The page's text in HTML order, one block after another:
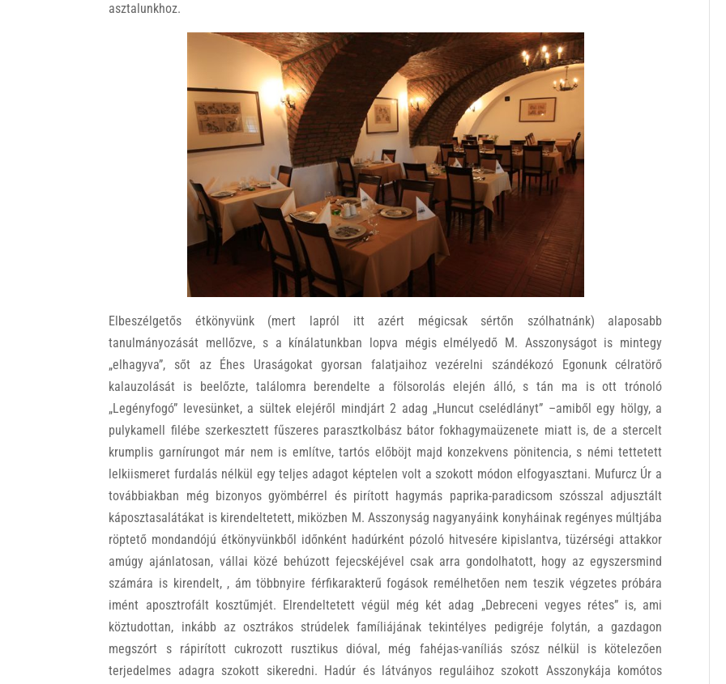
asztalunkhoz.
Elbeszélgetős étkönyvünk (mert lapról itt azért mégicsak sértőn szólhatnánk) alaposabb
tanulmányozását mellőzve, s a kínálatunkban lopva mégis elmélyedő M. Asszonyságot is mintegy
„elhagyva”, sőt az Éhes Uraságokat gyorsan falatjaihoz vezérelni szándékozó Egonunk célratörő
kalauzolását is beelőzte, találomra berendelte a fölsorolás elején álló, s tán ma is ott trónoló
„Legényfogó” levesünket, a sültek elejéről mindjárt 2 adag „Huncut cselédlányt” –amiből egy hölgy, a
pulykamell filébe szerkesztett fűszeres parasztkolbász bátor fokhagymaüzenete miatt is, de a stercelt
krumplis garnírungot már nem is említve, tartós előböjt majd konzekvens pönitencia, s némi tettetett
lelkiismeret furdalás nélkül egy teljes adagot képtelen volt a szokott módon elfogyasztani. Mufurcz Úr a
továbbiakban még bizonyos gyömbérrel és pirított hagymás paprika-paradicsom szósszal adjusztált
káposztasalátákat is kirendeltetett, miközben M. Asszonyság nagyanyáink konyháinak regényes múltjába
röptető mondandójú étkönyvünkből időnként hadúrként pózoló hitvesére kipislantva, tüzérségi attakkor
amúgy ajánlatosan, vállai közé behúzott fejecskéjével csak arra gondolhatott, hogy az egyszersmind
számára is kirendelt, , ám többnyire férfikarakterű fogások remélhetően nem teszik végzetes próbára
imént aposztrofált kosztűmjét. Elrendeltetett végül még két adag „Debreceni vegyes rétes” is, ami
köztudottan, inkább az osztrákos strúdelek famíliájának tekintélyes pedigréje folytán, a gazdagon
megszórt s rápirított cukrozott rusztikus dióval, még fahéjas-vaníliás szósz nélkül is kötelezően
terjedelmes adagra szokott sikeredni. Hadúr és látványos reguláihoz szokott Asszonykája komótos